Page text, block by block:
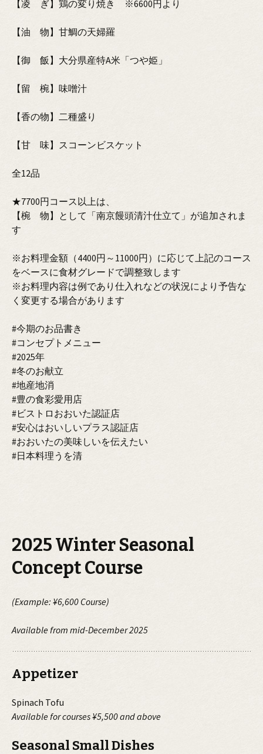
【凌 ぎ】鶏の変り焼き ※6600円より
【油 物】甘鯛の天婦羅
【御 飯】大分県産特A米「つや姫」
【留 椀】味噌汁
【香の物】二種盛り
【甘 味】スコーンビスケット
全12品
★7700円コース以上は、
【椀 物】として「南京饅頭清汁仕立て」が追加されま
す
※お料理金額（4400円～11000円）に応じて上記のコース
をベースに食材グレードで調整致します
※お料理内容は例であり仕入れなどの状況により予告な
く変更する場合があります
#今期のお品書き
#コンセプトメニュー
#2025年
#冬のお献立
#地産地消
#豊の食彩愛用店
#ビストロおおいた認証店
#安心はおいしいプラス認証店
#おおいたの美味しいを伝えたい
#日本料理うを清
2025 Winter Seasonal
Concept Course
(Example: ¥6,600 Course)
Available from mid-December 2025
Appetizer
Spinach Tofu
Available for courses ¥5,500 and above
Seasonal Small Dishes